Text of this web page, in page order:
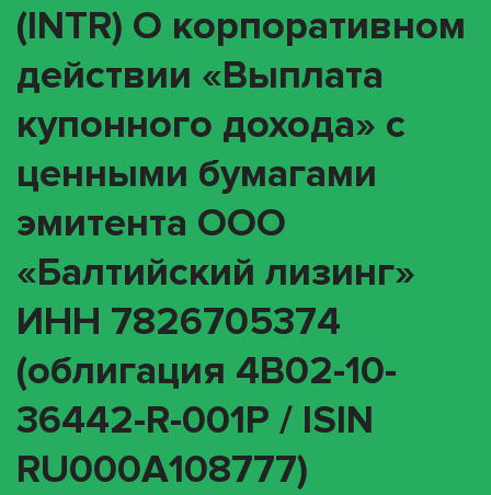
(INTR) О корпоративном
действии «Выплата
купонного дохода» с
ценными бумагами
эмитента ООО
«Балтийский лизинг»
ИНН 7826705374
(облигация 4B02-10-
36442-R-001P / ISIN
RU000A108777)